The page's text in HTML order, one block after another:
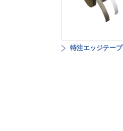
特注エッジテープ